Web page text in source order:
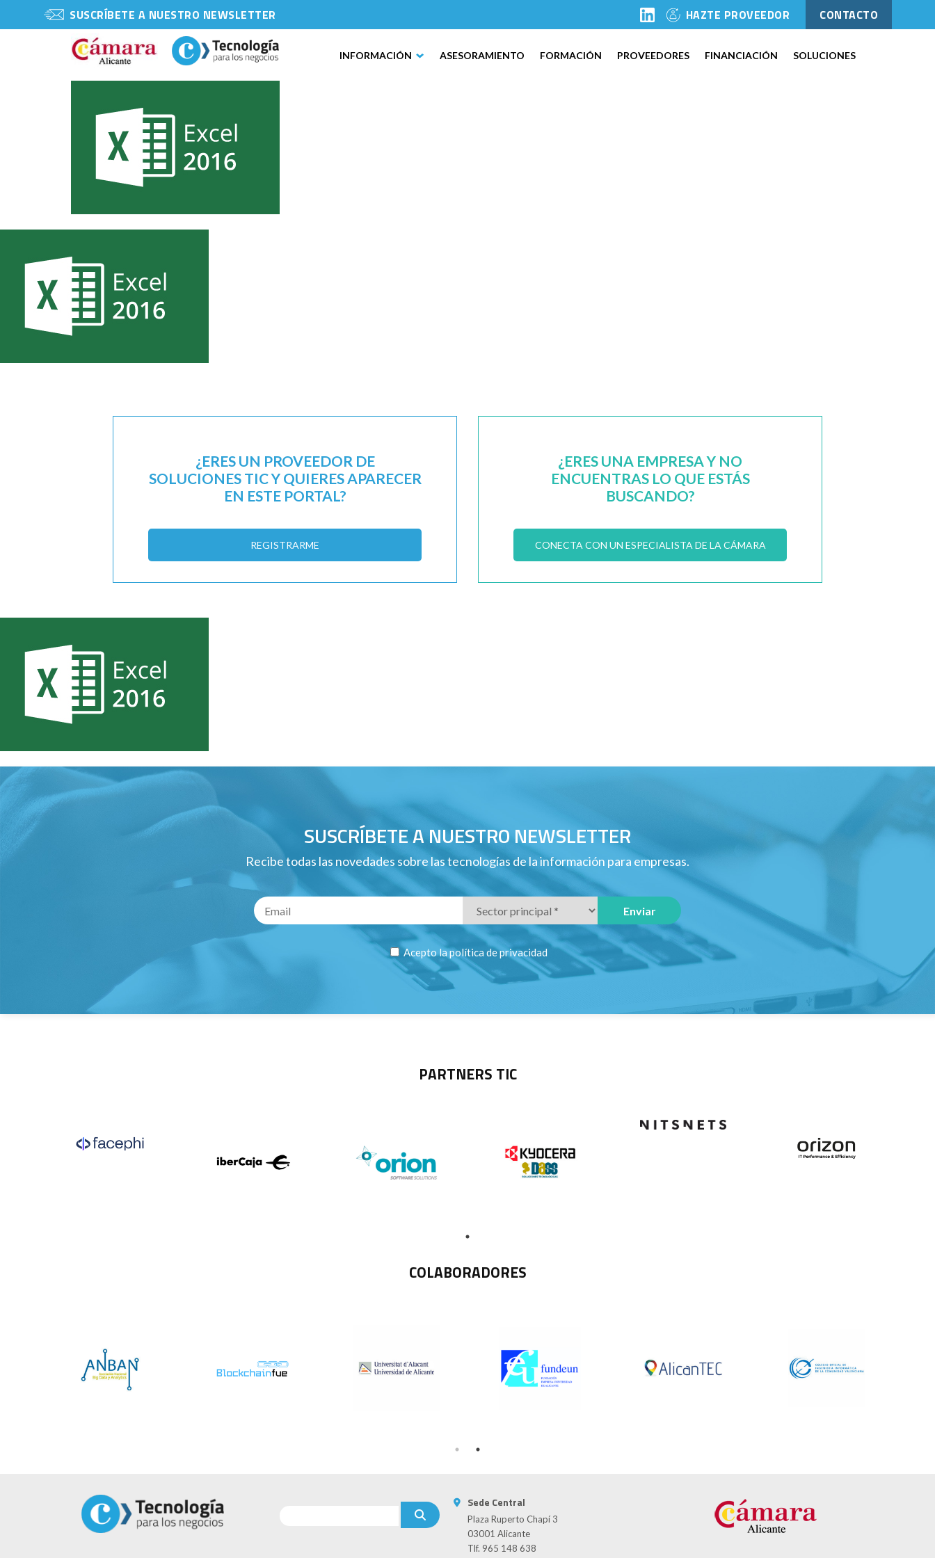
SUSCRÍBETE A NUESTRO NEWSLETTER HAZTE PROVEEDOR CONTACTO
INFORMACIÓN ASESORAMIENTO FORMACIÓN PROVEEDORES FINANCIACIÓN SOLUCIONES
¿ERES UN PROVEEDOR DE
SOLUCIONES TIC Y QUIERES APARECER
EN ESTE PORTAL?
REGISTRARME
¿ERES UNA EMPRESA Y NO
ENCUENTRAS LO QUE ESTÁS
BUSCANDO?
CONECTA CON UN ESPECIALISTA DE LA CÁMARA
SUSCRÍBETE A NUESTRO NEWSLETTER
Recibe todas las novedades sobre las tecnologías de la información para empresas.
Acepto lapolítica de privacidad
PARTNERS TIC
COLABORADORES
Sede Central
Plaza Ruperto Chapí 3
03001 Alicante
Tlf. 965 148 638